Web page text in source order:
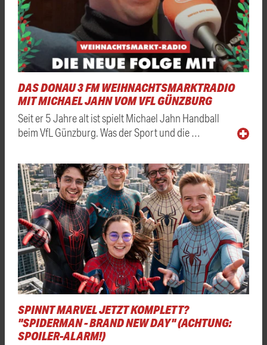
DAS DONAU 3 FM WEIHNACHTSMARKTRADIO
MIT MICHAEL JAHN VOM VFL GÜNZBURG
Seit er 5 Jahre alt ist spielt Michael Jahn Handball
beim VfL Günzburg. Was der Sport und die …
SPINNT MARVEL JETZT KOMPLETT?
"SPIDERMAN - BRAND NEW DAY" (ACHTUNG:
SPOILER-ALARM!)